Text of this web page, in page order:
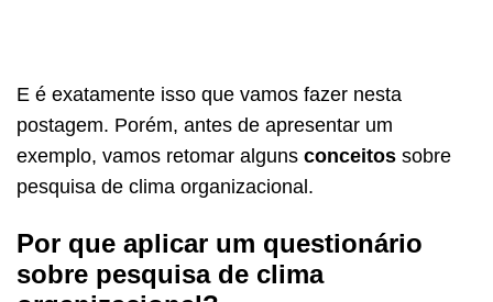
E é exatamente isso que vamos fazer nesta
postagem. Porém, antes de apresentar um
exemplo, vamos retomar alguns conceitos sobre
pesquisa de clima organizacional.
Por que aplicar um questionário
sobre pesquisa de clima